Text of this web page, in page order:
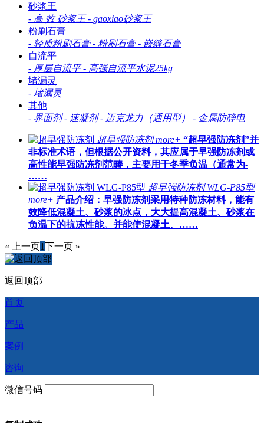
砂浆王
- 高 效 砂浆王 - gaoxiao砂浆王
粉刷石膏
- 轻质粉刷石膏 - 粉刷石膏 - 嵌缝石膏
自流平
- 厚层自流平 - 高强自流平水泥25kg
堵漏灵
- 堵漏灵
其他
- 界面剂 - 速凝剂 - 迈克龙力（通用型） - 金属防静电
超早强防冻剂more+ “超早强防冻剂”并
非标准术语，但根据公开资料，其应属于‌早强防冻剂‌或‌
高性能早强防冻剂‌范畴，主要用于冬季负温（通常为-
……
超早强防冻剂 WLG-P85型
more+ 产品介绍：早强防冻剂采用特种防冻材料，能有
效降低混凝土、砂浆的冰点，大大提高混凝土、砂浆在
负温下的抗冻性能。并能使混凝土、……
« 上一页1下一页 »
返回顶部
首页
产品
案例
咨询
微信号码